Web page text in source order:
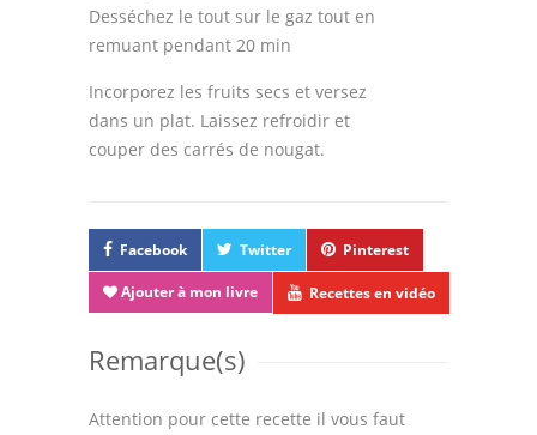
Desséchez le tout sur le gaz tout en
remuant pendant 20 min
Incorporez les fruits secs et versez
dans un plat. Laissez refroidir et
couper des carrés de nougat.
Facebook Twitter Pinterest
Ajouter à mon livre Recettes en vidéo
Remarque(s)
Attention pour cette recette il vous faut